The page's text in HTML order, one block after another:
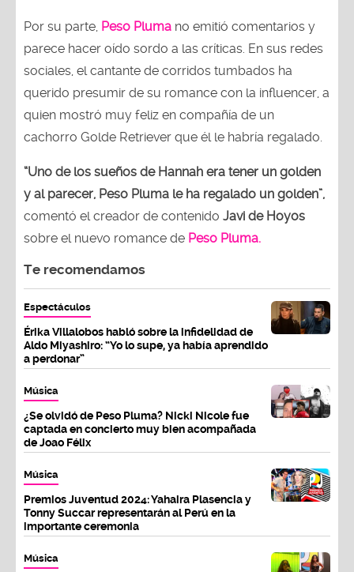
Por su parte, Peso Pluma no emitió comentarios y
parece hacer oído sordo a las críticas. En sus redes
sociales, el cantante de corridos tumbados ha
querido presumir de su romance con la influencer, a
quien mostró muy feliz en compañía de un
cachorro Golde Retriever que él le habría regalado.
“Uno de los sueños de Hannah era tener un golden
y al parecer, Peso Pluma le ha regalado un golden”,
comentó el creador de contenido Javi de Hoyos
sobre el nuevo romance de Peso Pluma.
Te recomendamos
Espectáculos
Érika Villalobos habló sobre la infidelidad de
Aldo Miyashiro: “Yo lo supe, ya había aprendido
a perdonar”
Música
¿Se olvidó de Peso Pluma? Nicki Nicole fue
captada en concierto muy bien acompañada
de Joao Félix
Música
Premios Juventud 2024: Yahaira Plasencia y
Tonny Succar representarán al Perú en la
importante ceremonia
Música